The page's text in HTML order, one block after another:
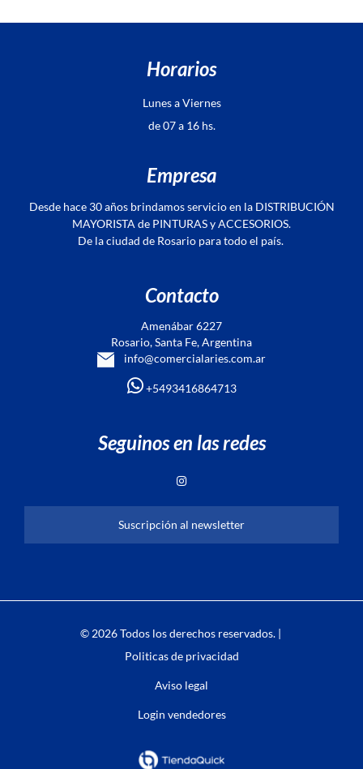
Horarios
Lunes a Viernes
de 07 a 16 hs.
Empresa
Desde hace 30 años brindamos servicio en la DISTRIBUCIÓN
MAYORISTA de PINTURAS y ACCESORIOS.
De la ciudad de Rosario para todo el país.
Contacto
Amenábar 6227
Rosario, Santa Fe, Argentina
info@comercialaries.com.ar
+5493416864713
Seguinos en las redes
Suscripción al newsletter
© 2026 Todos los derechos reservados. |
Politicas de privacidad
Aviso legal
Login vendedores